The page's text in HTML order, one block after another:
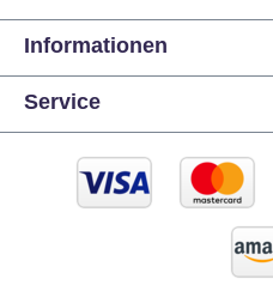
Informationen
Service